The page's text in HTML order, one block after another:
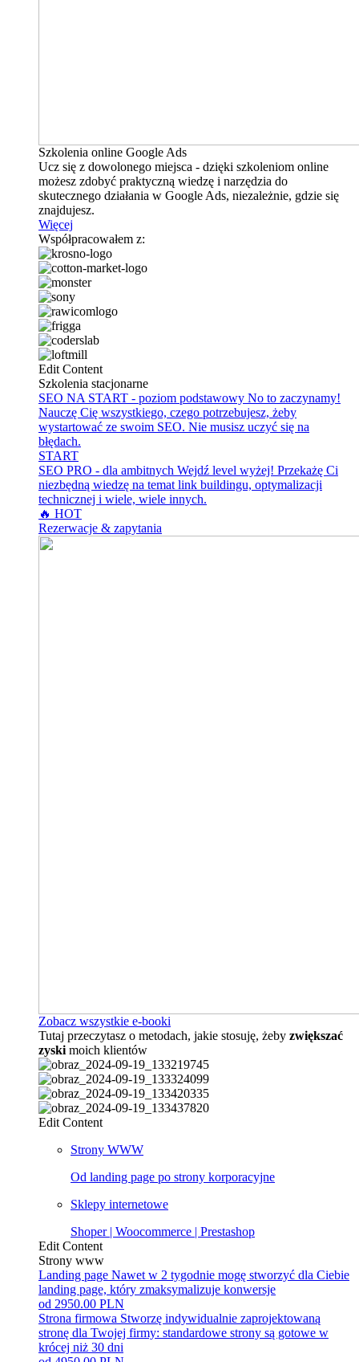
Szkolenia online Google Ads
Ucz się z dowolonego miejsca - dzięki szkoleniom online
możesz zdobyć praktyczną wiedzę i narzędzia do
skutecznego działania w Google Ads, niezależnie, gdzie się
znajdujesz.
Więcej
Współpracowałem z:
Edit Content
Szkolenia stacjonarne
SEO NA START - poziom podstawowy No to zaczynamy!
Nauczę Cię wszystkiego, czego potrzebujesz, żeby
wystartować ze swoim SEO. Nie musisz uczyć się na
błędach.
START
SEO PRO - dla ambitnych Wejdź level wyżej! Przekażę Ci
niezbędną wiedzę na temat link buildingu, optymalizacji
technicznej i wiele, wiele innych.
🔥 HOT
Rezerwacje & zapytania
Zobacz wszystkie e-booki
Tutaj przeczytasz o metodach, jakie stosuję, żeby zwiększać
zyski moich klientów
Edit Content
Strony WWW
Od landing page po strony korporacyjne
Sklepy internetowe
Shoper | Woocommerce | Prestashop
Edit Content
Strony www
Landing page Nawet w 2 tygodnie mogę stworzyć dla Ciebie
landing page, który zmaksymalizuje konwersje
od 2950.00 PLN
Strona firmowa Stworzę indywidualnie zaprojektowaną
stronę dla Twojej firmy: standardowe strony są gotowe w
krócej niż 30 dni